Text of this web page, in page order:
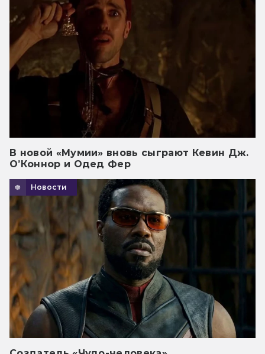
В новой «Мумии» вновь сыграют Кевин Дж.
О’Коннор и Одед Фер
Новости